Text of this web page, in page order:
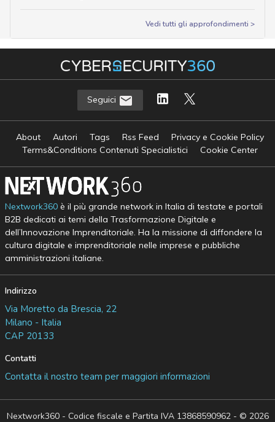
Vedi tutti gli approfondimenti >
Seguici
About Autori Tags Rss Feed
Privacy e Cookie Policy
Terms&Conditions Contenuti Specialistici
Cookie Center
Nextwork360è il più grande network in Italia di testate e portali
B2B dedicati ai temi della Trasformazione Digitale e
dell’Innovazione Imprenditoriale. Ha la missione di diffondere la
cultura digitale e imprenditoriale nelle imprese e pubbliche
amministrazioni italiane.
Indirizzo
Via Moretto da Brescia, 22
Milano - Italia
CAP 20133
Contatti
Contatta il nostro team per maggiori informazioni
Nextwork360 - Codice fiscale e Partita IVA 13868590962 - © 2026